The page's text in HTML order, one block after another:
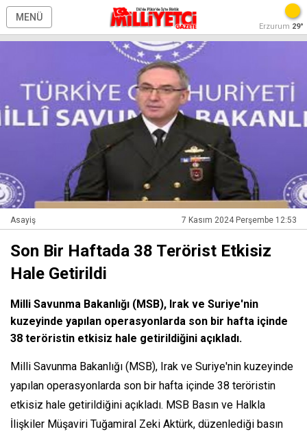
MENÜ
Erzurum 29°
Asayiş 7 Kasım 2024 Perşembe 12:53
Son Bir Haftada 38 Terörist Etkisiz
Hale Getirildi
Milli Savunma Bakanlığı (MSB), Irak ve Suriye'nin
kuzeyinde yapılan operasyonlarda son bir hafta içinde
38 teröristin etkisiz hale getirildiğini açıkladı.
Milli Savunma Bakanlığı (MSB), Irak ve Suriye'nin kuzeyinde
yapılan operasyonlarda son bir hafta içinde 38 teröristin
etkisiz hale getirildiğini açıkladı. MSB Basın ve Halkla
İlişkiler Müşaviri Tuğamiral Zeki Aktürk, düzenlediği basın